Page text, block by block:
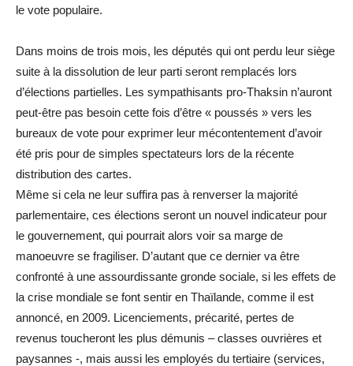
le vote populaire.
Dans moins de trois mois, les députés qui ont perdu leur siège
suite à la dissolution de leur parti seront remplacés lors
d’élections partielles. Les sympathisants pro-Thaksin n’auront
peut-être pas besoin cette fois d’être « poussés » vers les
bureaux de vote pour exprimer leur mécontentement d’avoir
été pris pour de simples spectateurs lors de la récente
distribution des cartes.
Même si cela ne leur suffira pas à renverser la majorité
parlementaire, ces élections seront un nouvel indicateur pour
le gouvernement, qui pourrait alors voir sa marge de
manoeuvre se fragiliser. D’autant que ce dernier va être
confronté à une assourdissante gronde sociale, si les effets de
la crise mondiale se font sentir en Thaïlande, comme il est
annoncé, en 2009. Licenciements, précarité, pertes de
revenus toucheront les plus démunis – classes ouvrières et
paysannes -, mais aussi les employés du tertiaire (services,